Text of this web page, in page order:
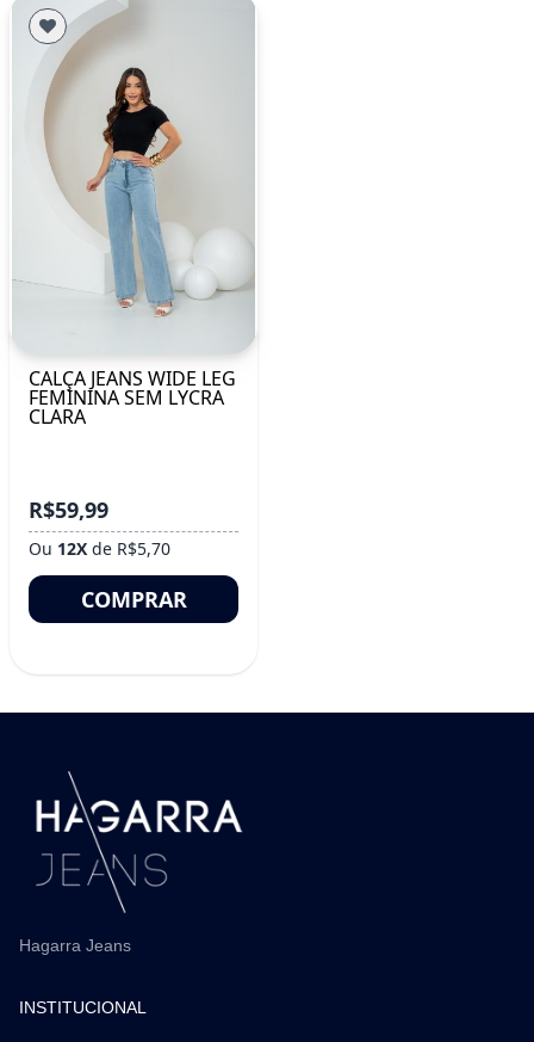
CALÇA JEANS WIDE LEG
FEMININA SEM LYCRA
CLARA
R$59,99
Ou 12X de R$5,70
COMPRAR
Hagarra Jeans
INSTITUCIONAL